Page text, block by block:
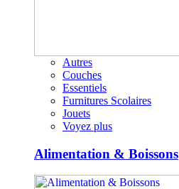
Autres
Couches
Essentiels
Furnitures Scolaires
Jouets
Voyez plus
Alimentation & Boissons